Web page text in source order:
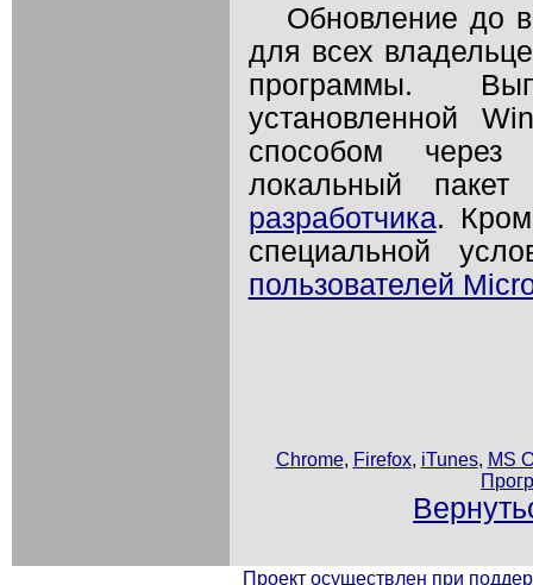
Обновление до
для всех
программы.
установленной
способом через
локальный
разработчика.
специальной
пользователей
Chrome, Firefox, iTunes, MS
Проект осуществлен при